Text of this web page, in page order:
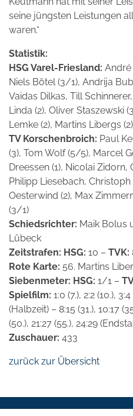
seine jüngsten Leistungen
waren.“
Statistik:
HSG Varel-Friesland: André
Niels Bötel (3/1), Andrija
Vaidas Dilkas, Till
Linda (2), Oliver Staszewski
Lemke (2), Martins Libergs (2)
TV Korschenbroich: Paul
(3), Tom Wolf (5/5), Marcel
Dreessen (1), Nicolai
Philipp Liesebach, Christoph
Oesterwind (2), Max
(3/1)
Schiedsrichter: Maik Bolus
Lübeck
Zeitstrafen: HSG: 10 – TVK:
Rote Karte: 56. Martins
Siebenmeter: HSG: 1/1 –
Spielfilm: 1:0 (7.), 2:2 (10.),
(Halbzeit) – 8:15 (31.), 10:17
(50.), 21:27 (55.), 24:29
Zuschauer: 433
zurück zur Übersicht